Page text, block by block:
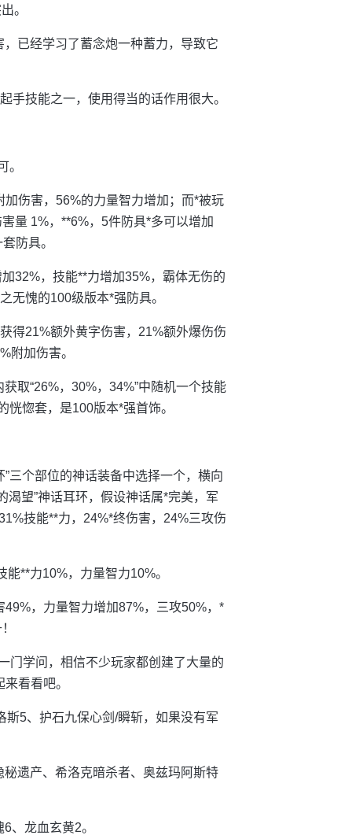
。
已经学习了蓄念炮一种蓄力，导致它
手技能之一，使用得当的话作用很大。
。
伤害，56%的力量智力增加；而*被玩
量 1%，**6%，5件防具*多可以增加
防具。
32%，技能**力增加35%，霸体无伤的
无愧的100级版本*强防具。
得21%额外黄字伤害，21%额外爆伤伤
附加伤害。
取“26%，30%，34%”中随机一个技能
惚套，是100版本*强首饰。
三个部位的神话装备中选择一个，横向
渴望”神话耳环，假设神话属*完美，军
技能**力，24%*终伤害，24%三攻伤
**力10%，力量智力10%。
，力量智力增加87%，三攻50%，*
门学问，相信不少玩家都创建了大量的
看看吧。
5、护石九保心剑/瞬斩，如果没有军
遗产、希洛克暗杀者、奥兹玛阿斯特
、龙血玄黄2。